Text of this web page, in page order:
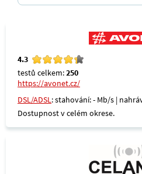
4.3
testů celkem:250
https://avonet.cz/
DSL/ADSL: stahování: - Mb/s |
Dostupnost v celém okrese.